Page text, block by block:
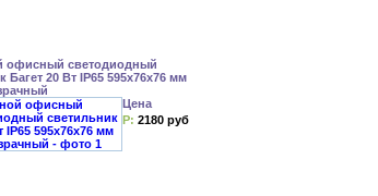
офисный светодиодный
Багет 20 Вт IP65 595x76x76 мм
Цена
Р: 2180 руб